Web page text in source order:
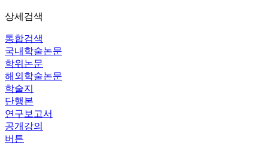
상세검색
통합검색
국내학술논문
학위논문
해외학술논문
학술지
단행본
연구보고서
공개강의
버튼